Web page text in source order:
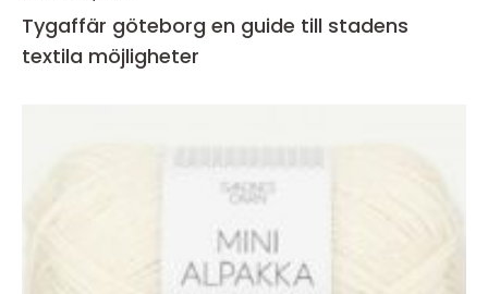
Tygaffär göteborg en guide till stadens
textila möjligheter